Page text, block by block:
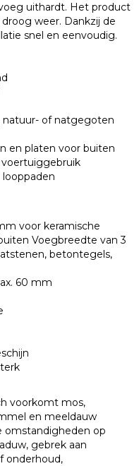
uithardt. Het product
weer. Dankzij de
snel en eenvoudig.
natuur- of natgegoten
en platen voor buiten
looppaden
voor keramische
Voegbreedte van 3
betontegels,
60 mm
voorkomt mos,
en meeldauw
omstandigheden op
gebrek aan
onderhoud,